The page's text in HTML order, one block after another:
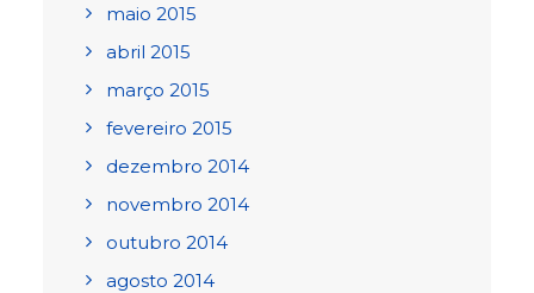
maio 2015
abril 2015
março 2015
fevereiro 2015
dezembro 2014
novembro 2014
outubro 2014
agosto 2014